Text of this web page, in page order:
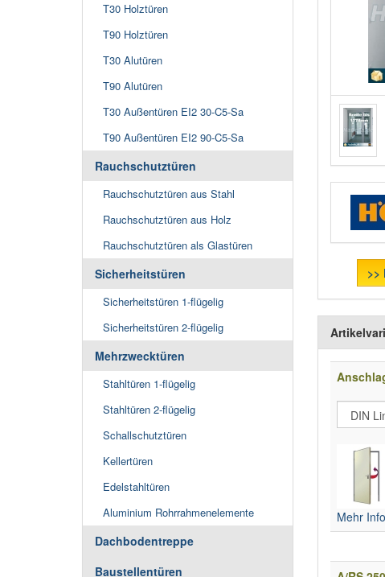
T30 Holztüren
T90 Holztüren
T30 Alutüren
T90 Alutüren
T30 Außentüren EI2 30-C5-Sa
T90 Außentüren EI2 90-C5-Sa
Rauchschutztüren
Rauchschutztüren aus Stahl
Rauchschutztüren aus Holz
Rauchschutztüren als Glastüren
Sicherheitstüren
Sicherheitstüren 1-flügelig
Sicherheitstüren 2-flügelig
Mehrzwecktüren
Stahltüren 1-flügelig
Stahltüren 2-flügelig
Schallschutztüren
Kellertüren
Edelstahltüren
Aluminium Rohrrahmenelemente
Dachbodentreppe
Baustellentüren
>>
Mehr